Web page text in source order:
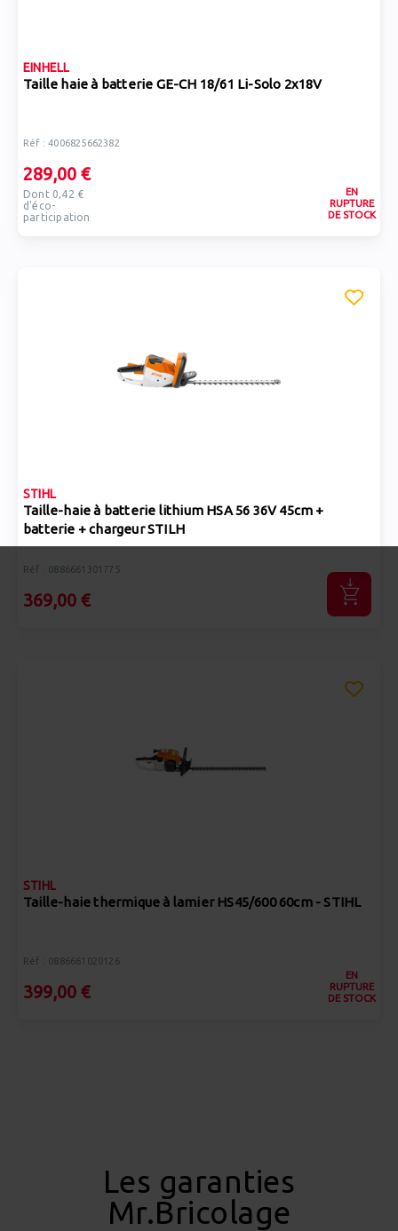
EINHELL
Taille haie à batterie GE-CH 18/61 Li-Solo 2x18V
Réf : 4006825662382
289,00 €
Dont 0,42 €
d'éco-
participation
EN
RUPTURE
DE STOCK
STIHL
Taille-haie à batterie lithium HSA 56 36V 45cm +
batterie + chargeur STILH
Réf : 0886661301775
369,00 €
STIHL
Taille-haie thermique à lamier HS45/600 60cm - STIHL
Réf : 0886661020126
399,00 €
EN
RUPTURE
DE STOCK
Les garanties
Mr.Bricolage